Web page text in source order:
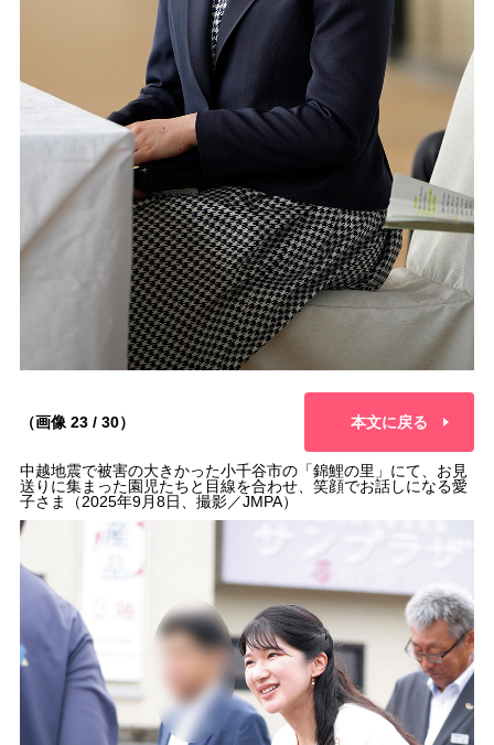
（画像 23 / 30） 本文に戻る
中越地震で被害の大きかった小千谷市の「錦鯉の里」にて、お見
送りに集まった園児たちと目線を合わせ、笑顔でお話しになる愛
子さま（2025年9月8日、撮影／JMPA）